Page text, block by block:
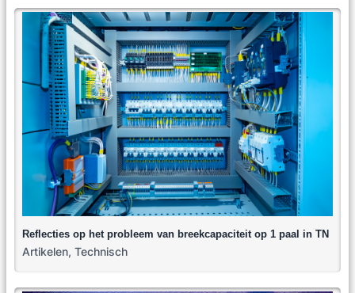
Reflecties op het probleem van breekcapaciteit op 1 paal in TN
Artikelen, Technisch